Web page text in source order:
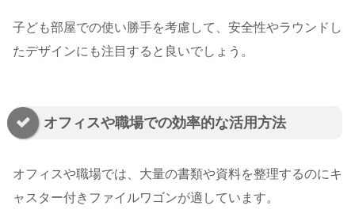
子ども部屋での使い勝手を考慮して、安全性やラウンドし
たデザインにも注目すると良いでしょう。
オフィスや職場での効率的な活用方法
オフィスや職場では、大量の書類や資料を整理するのにキ
ャスター付きファイルワゴンが適しています。